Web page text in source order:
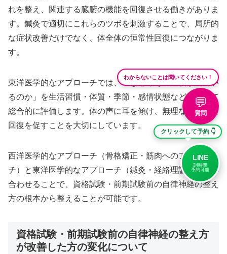
れを整え、関連する臓腑の機能を回復させる働きがありま
す。鍼灸で適切にこれらのツボを刺激することで、局所的
な症状改善だけでなく、体全体の恒常性回復につながりま
す。
東洋医学的なアプローチでは、「なぜ今その症状が出てい
るのか」を生活習慣・体質・季節・感情状態なども含めて
総合的に評価します。体の声に耳を傾け、無理なく自然な
回復を促すことを大切にしています。
西洋医学的なアプローチ（骨格矯正・筋肉へのアプロー
チ）と東洋医学的なアプローチ（鍼灸・経絡理論）を組み
合わせることで、資格試験・前期試験前の自律神経の整え
方の根本から整えることが可能です。
資格試験・前期試験前の自律神経の整え方
が改善した方の変化について
わからないことは聞いてください！
💬
質問
クリックして予約 👇
LINE
24時間
予約可能